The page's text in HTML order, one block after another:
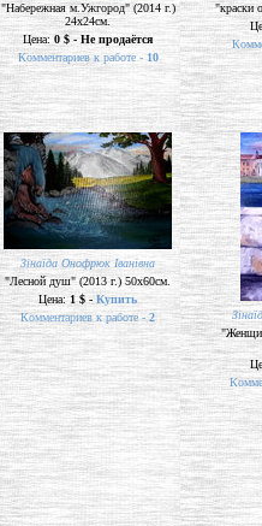
"Набережная м.Ужгород" (2014 г.)
24х24см.
Цена: 0 $ - Не продаётся
Комментариев к работе - 10
"краски
Зінаїда Онофрюк Іванівна
"Лесной душ" (2013 г.) 50х60см.
Цена:1 $ - Купить
Комментариев к работе -2